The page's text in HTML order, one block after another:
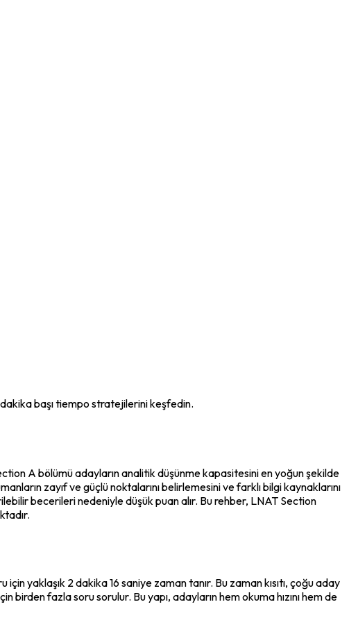
başı tiempo stratejilerini keşfedin.
A bölümü adayların analitik düşünme kapasitesini en yoğun şekilde
zayıf ve güçlü noktalarını belirlemesini ve farklı bilgi kaynaklarını
becerileri nedeniyle düşük puan alır. Bu rehber, LNAT Section
yaklaşık 2 dakika 16 saniye zaman tanır. Bu zaman kısıtı, çoğu aday
fazla soru sorulur. Bu yapı, adayların hem okuma hızını hem de